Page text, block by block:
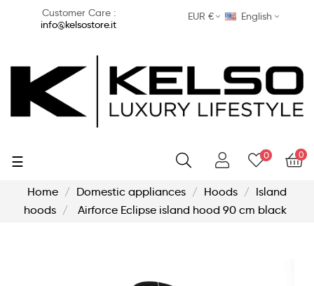
Customer Care :
info@kelsostore.it
EUR € English
0
0
Toggle
☰
Home Domestic appliances Hoods
Island
hoods
Airforce Eclipse island hood 90 cm black